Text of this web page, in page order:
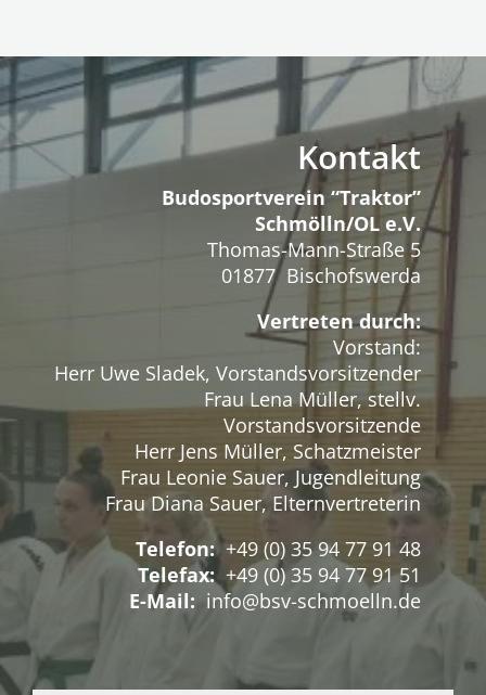
Kontakt
Budosportverein “Traktor”
Schmölln/OL e.V.
Thomas-Mann-Straße 5
01877 Bischofswerda
Vertreten durch:
Vorstand:
Herr Uwe Sladek, Vorstandsvorsitzender
Frau Lena Müller, stellv.
Vorstandsvorsitzende
Herr Jens Müller, Schatzmeister
Frau Leonie Sauer, Jugendleitung
Frau Diana Sauer, Elternvertreterin
Telefon:+49 (0) 35 94 77 91 48
Telefax: +49 (0) 35 94 77 91 51
E-Mail: info@bsv-schmoelln.de